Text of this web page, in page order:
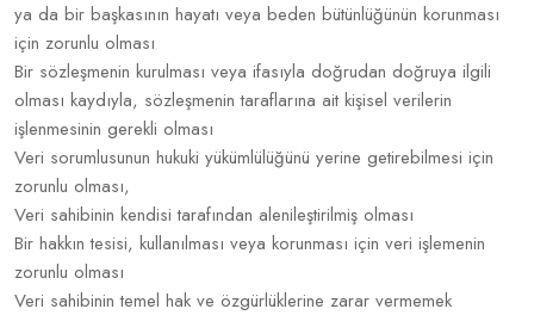
ya da bir başkasının hayatı veya beden bütünlüğünün korunması
için zorunlu olması
Bir sözleşmenin kurulması veya ifasıyla doğrudan doğruya ilgili
olması kaydıyla, sözleşmenin taraflarına ait kişisel verilerin
işlenmesinin gerekli olması
Veri sorumlusunun hukuki yükümlülüğünü yerine getirebilmesi için
zorunlu olması,
Veri sahibinin kendisi tarafından alenileştirilmiş olması
Bir hakkın tesisi, kullanılması veya korunması için veri işlemenin
zorunlu olması
Veri sahibinin temel hak ve özgürlüklerine zarar vermemek